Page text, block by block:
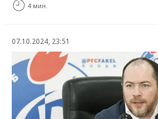
4 мин.
07.10.2024, 23:51